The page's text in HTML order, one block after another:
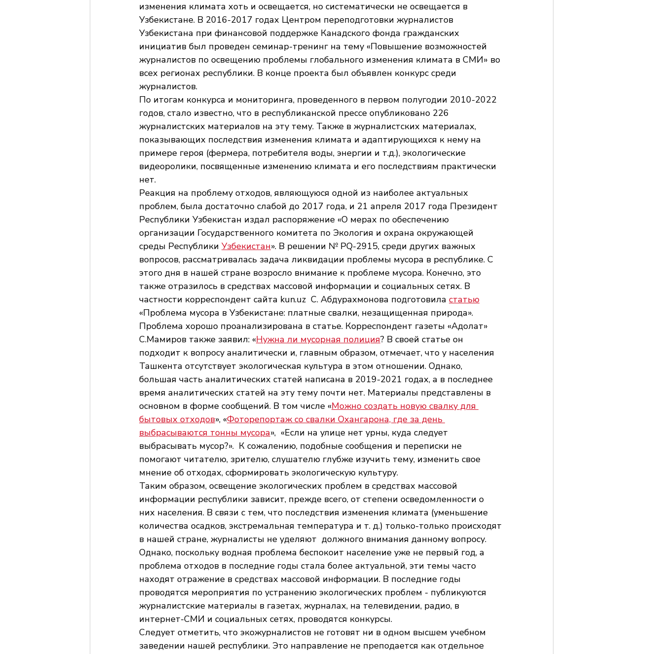
изменения климата хоть и освещается, но систематически не освещается в
Узбекистане. В 2016-2017 годах Центром переподготовки журналистов
Узбекистана при финансовой поддержке Канадского фонда гражданских
инициатив был проведен семинар-тренинг на тему «Повышение возможностей
журналистов по освещению проблемы глобального изменения климата в СМИ» во
всех регионах республики. В конце проекта был объявлен конкурс среди
журналистов.
По итогам конкурса и мониторинга, проведенного в первом полугодии 2010-2022
годов, стало известно, что в республиканской прессе опубликовано 226
журналистских материалов на эту тему. Также в журналистских материалах,
показывающих последствия изменения климата и адаптирующихся к нему на
примере героя (фермера, потребителя воды, энергии и т.д.), экологические
видеоролики, посвященные изменению климата и его последствиям практически
нет.
Реакция на проблему отходов, являющуюся одной из наиболее актуальных
проблем, была достаточно слабой до 2017 года, и 21 апреля 2017 года Президент
Республики Узбекистан издал распоряжение «О мерах по обеспечению
организации Государственного комитета по Экология и охрана окружающей
среды Республики Узбекистан». В решении № PQ-2915, среди других важных
вопросов, рассматривалась задача ликвидации проблемы мусора в республике. С
этого дня в нашей стране возросло внимание к проблеме мусора. Конечно, это
также отразилось в средствах массовой информации и социальных сетях. В
частности корреспондент сайта kun.uz  С. Абдурахмонова подготовила статью
«Проблема мусора в Узбекистане: платные свалки, незащищенная природа».
Проблема хорошо проанализирована в статье. Корреспондент газеты «Адолат»
С.Мамиров также заявил: «Нужна ли мусорная полиция? В своей статье он
подходит к вопросу аналитически и, главным образом, отмечает, что у населения
Ташкента отсутствует экологическая культура в этом отношении. Однако,
большая часть аналитических статей написана в 2019-2021 годах, а в последнее
время аналитических статей на эту тему почти нет. Материалы представлены в
основном в форме сообщений. В том числе «Можно создать новую свалку для
бытовых отходов», «Фоторепортаж со свалки Охангарона, где за день
выбрасываются тонны мусора»,  «Если на улице нет урны, куда следует
выбрасывать мусор?».  К сожалению, подобные сообщения и переписки не
помогают читателю, зрителю, слушателю глубже изучить тему, изменить свое
мнение об отходах, сформировать экологическую культуру.
Таким образом, освещение экологических проблем в средствах массовой
информации республики зависит, прежде всего, от степени осведомленности о
них населения. В связи с тем, что последствия изменения климата (уменьшение
количества осадков, экстремальная температура и т. д.) только-только происходят
в нашей стране, журналисты не уделяют  должного внимания данному вопросу.
Однако, поскольку водная проблема беспокоит население уже не первый год, а
проблема отходов в последние годы стала более актуальной, эти темы часто
находят отражение в средствах массовой информации. В последние годы
проводятся мероприятия по устранению экологических проблем - публикуются
журналистские материалы в газетах, журналах, на телевидении, радио, в
интернет-СМИ и социальных сетях, проводятся конкурсы.
Следует отметить, что экожурналистов не готовят ни в одном высшем учебном
заведении нашей республики. Это направление не преподается как отдельное